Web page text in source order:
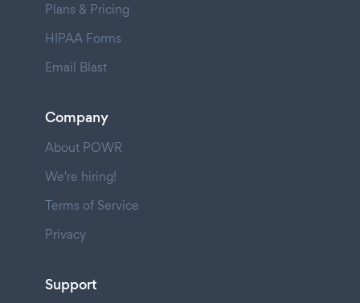
Plans & Pricing
HIPAA Forms
Email Blast
Company
About POWR
We're hiring!
Terms of Service
Privacy
Support